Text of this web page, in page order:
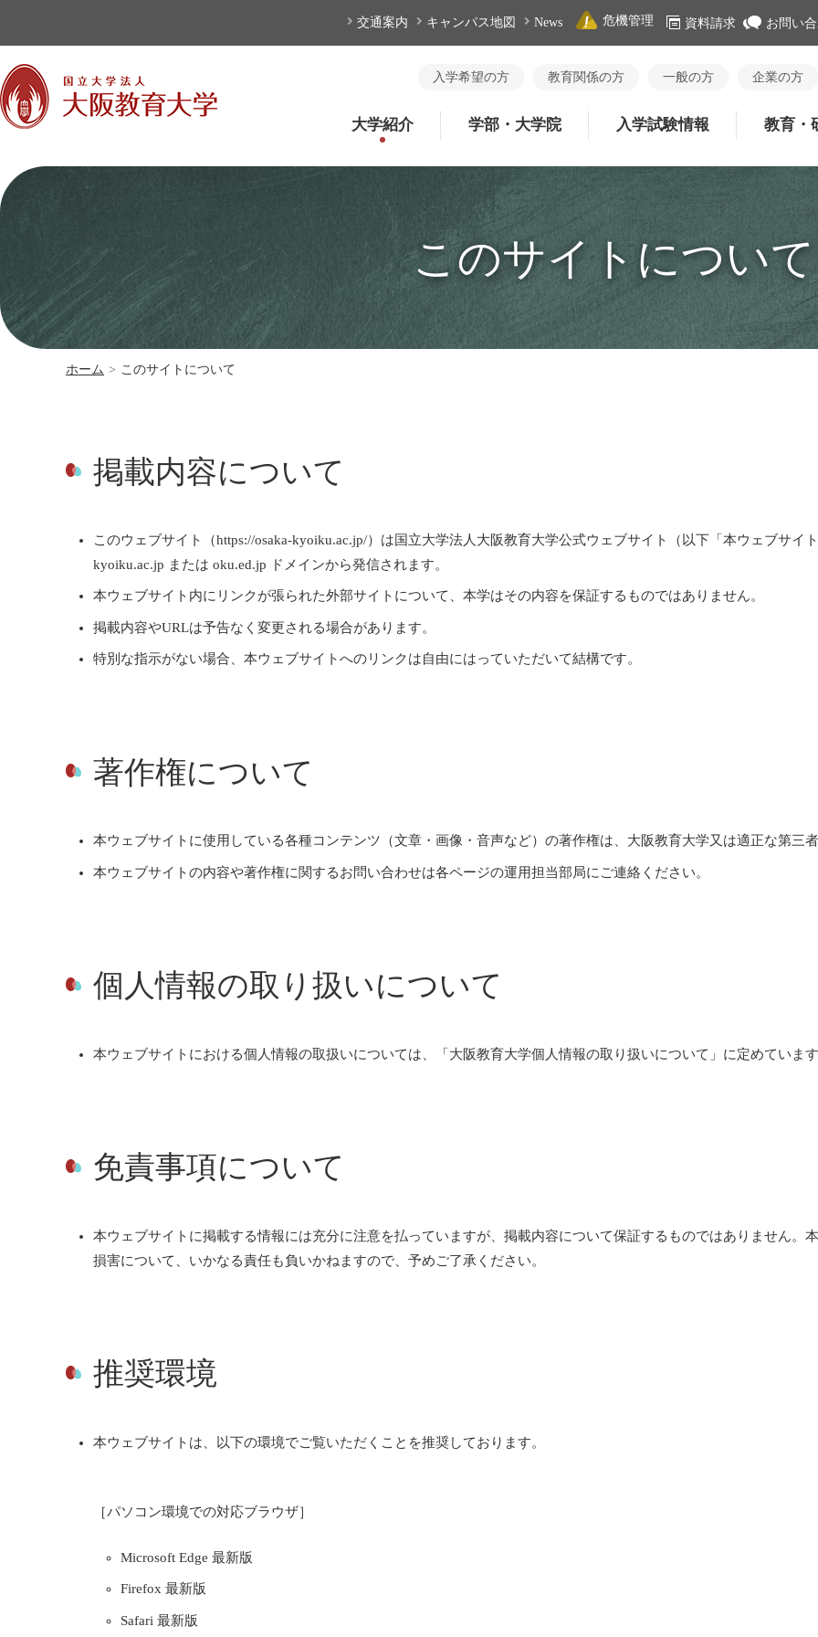
交通案内 キャンパス地図 News 危機管理 資料請求 お問い
入学希望の方 教育関係の方 一般の方 企業の方
大学紹介 学部・大学院 入学試験情報 教育・
このサイトについて
ホーム > このサイトについて
掲載内容について
このウェブサイト（https://osaka-kyoiku.ac.jp/）は国立大学法人大阪教育大学公式ウェブサイト（以下「本ウェブサイ
kyoiku.ac.jp または oku.ed.jp ドメインから発信されます。
本ウェブサイト内にリンクが張られた外部サイトについて、本学はその内容を保証するものではありません。
掲載内容やURLは予告なく変更される場合があります。
特別な指示がない場合、本ウェブサイトへのリンクは自由にはっていただいて結構です。
著作権について
本ウェブサイトに使用している各種コンテンツ（文章・画像・音声など）の著作権は、大阪教育大学又は適正な第三者
本ウェブサイトの内容や著作権に関するお問い合わせは各ページの運用担当部局にご連絡ください。
個人情報の取り扱いについて
本ウェブサイトにおける個人情報の取扱いについては、「大阪教育大学個人情報の取り扱いについて」に定めています
免責事項について
本ウェブサイトに掲載する情報には充分に注意を払っていますが、掲載内容について保証するものではありません。
損害について、いかなる責任も負いかねますので、予めご了承ください。
推奨環境
本ウェブサイトは、以下の環境でご覧いただくことを推奨しております。
［パソコン環境での対応ブラウザ］
Microsoft Edge 最新版
Firefox 最新版
Safari 最新版